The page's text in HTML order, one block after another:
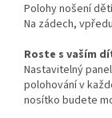
Polohy nošení
Na zádech,
Roste s vaším
Nastavitelný
polohování v
nosítko budete